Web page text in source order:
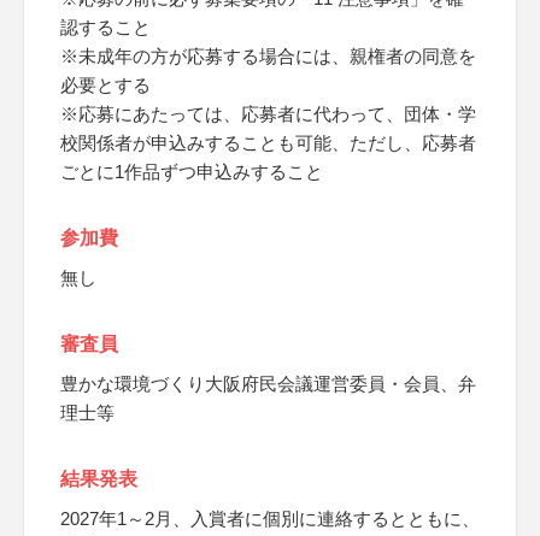
認すること
※未成年の方が応募する場合には、親権者の同意を
必要とする
※応募にあたっては、応募者に代わって、団体・学
校関係者が申込みすることも可能、ただし、応募者
ごとに1作品ずつ申込みすること
参加費
無し
審査員
豊かな環境づくり大阪府民会議運営委員・会員、弁
理士等
結果発表
2027年1～2月、入賞者に個別に連絡するとともに、